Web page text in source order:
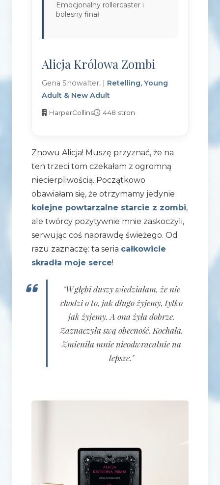
Emocjonalny rollercaster i
bolesny finał
Alicja Królowa Zombi
Gena Showalter, | Retelling, Young
Adult & New Adult
HarperCollins 448 stron
Znowu Alicja! Muszę przyznać, że na
ten trzeci tom czekałam z ogromną
niecierpliwością. Początkowo
obawiałam się, że otrzymamy jedynie
kolejne powtarzalne starcie z zombi,
ale twórcy pozytywnie mnie zaskoczyli,
serwując coś naprawdę świeżego. Od
razu zaznaczę: ta seria całkowicie
skradła moje serce!
"W głębi duszy wiedziałam, że nie
chodzi o to, jak długo żyjemy, tylko
jak żyjemy. A ona żyła dobrze.
Zaznaczyła swą obecność. Kochała.
Zmieniła mnie nieodwracalnie na
lepsze."